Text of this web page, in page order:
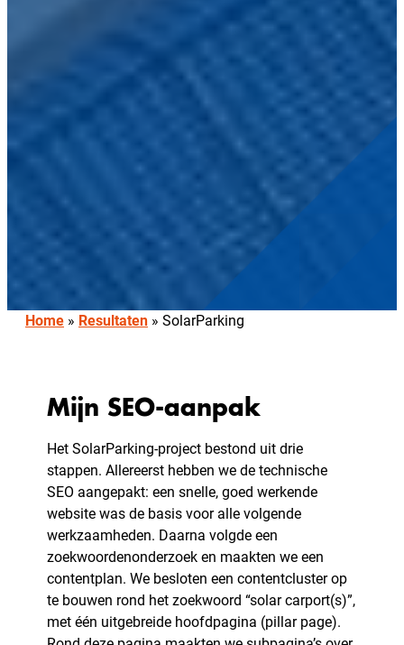
Home » Resultaten » SolarParking
Mijn SEO-aanpak
Het SolarParking-project bestond uit drie
stappen. Allereerst hebben we de technische
SEO aangepakt: een snelle, goed werkende
website was de basis voor alle volgende
werkzaamheden. Daarna volgde een
zoekwoordenonderzoek en maakten we een
contentplan. We besloten een contentcluster op
te bouwen rond het zoekwoord “solar carport(s)”,
met één uitgebreide hoofdpagina (pillar page).